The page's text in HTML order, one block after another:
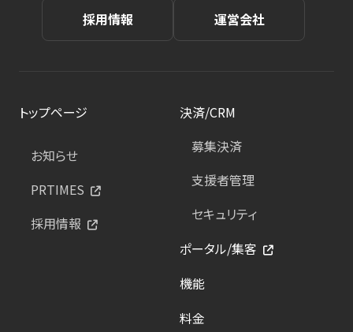
採用情報 運営会社
トップページ
お知らせ
PRTIMES
採用情報
決済/CRM
募集決済
支援者管理
セキュリティ
ポータル/集客
機能
料金